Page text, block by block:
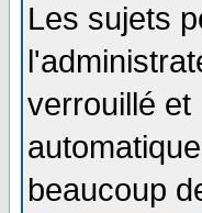
Les sujets
verrouillé et
beaucoup